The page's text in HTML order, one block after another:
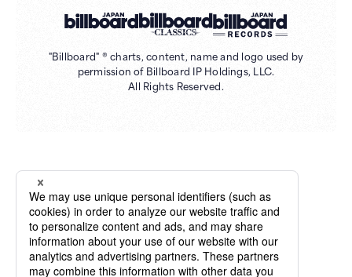
"Billboard" ® charts, content, name and logo used by
permission of Billboard IP Holdings, LLC.
All Rights Reserved.